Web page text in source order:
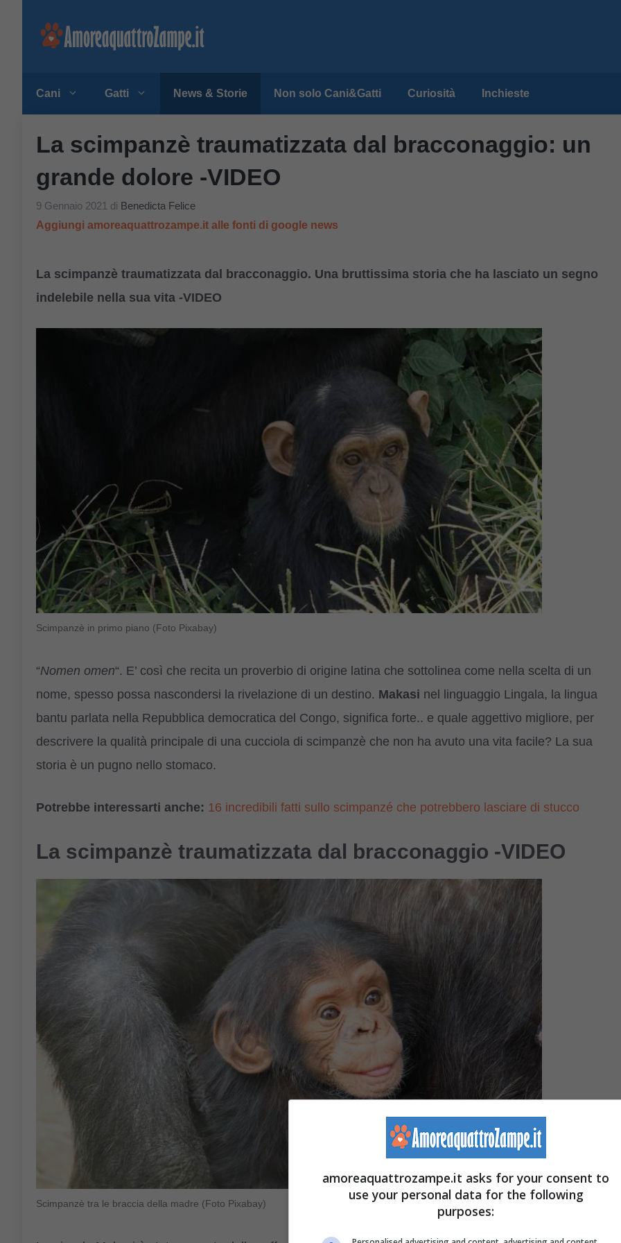
Cani Gatti News & Storie Non solo Cani&Gatti Curiosità Inchieste
La scimpanzè traumatizzata dal bracconaggio: un
grande dolore -VIDEO
9 Gennaio 2021 di Benedicta Felice
Aggiungi amoreaquattrozampe.it alle fonti di google news
La scimpanzè traumatizzata dal bracconaggio. Una bruttissima storia che ha lasciato un segno
indelebile nella sua vita -VIDEO
Scimpanzè in primo piano (Foto Pixabay)
“Nomen omen“. E’ così che recita un proverbio di origine latina che sottolinea come nella scelta di un
nome, spesso possa nascondersi la rivelazione di un destino. Makasi nel linguaggio Lingala, la lingua
bantu parlata nella Repubblica democratica del Congo, significa forte.. e quale aggettivo migliore, per
descrivere la qualità principale di una cucciola di scimpanzè che non ha avuto una vita facile? La sua
storia è un pugno nello stomaco.
Potrebbe interessarti anche: 16 incredibili fatti sullo scimpanzé che potrebbero lasciare di stucco
La scimpanzè traumatizzata dal bracconaggio -VIDEO
Scimpanzè tra le braccia della madre (Foto Pixabay)
amoreaquattrozampe.it asks for your consent to
use your personal data for the following
purposes: